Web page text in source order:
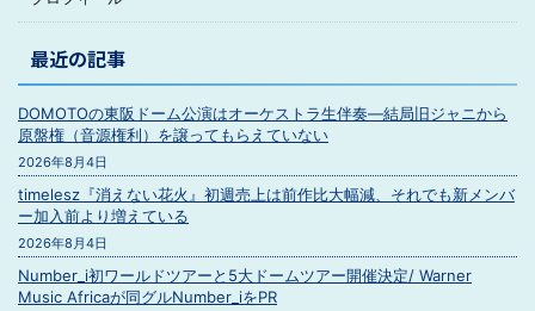
最近の記事
DOMOTOの東阪ドーム公演はオーケストラ生伴奏―結局旧ジャニから
原盤権（音源権利）を譲ってもらえていない
2026年8月4日
timelesz『消えない花火』初週売上は前作比大幅減、それでも新メンバ
ー加入前より増えている
2026年8月4日
Number_i初ワールドツアーと5大ドームツアー開催決定/ Warner
Music Africaが同グルNumber_iをPR